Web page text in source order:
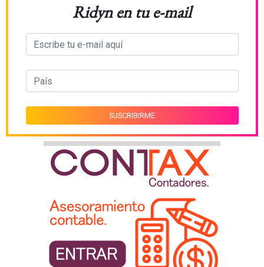
Ridyn en tu e-mail